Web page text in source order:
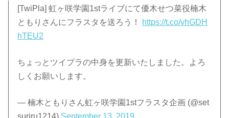
[TwiPla] 虹ヶ咲学園1stライブにて優木せつ菜役楠木
ともりさんにフラスタを送ろう！
https://t.co/vhGDH
hTEU2
ちょっとツイプラの中身を更新いたしました。よろ
しくお願いします。
— 楠木ともりさん虹ヶ咲学園1stフラスタ企画 (@set